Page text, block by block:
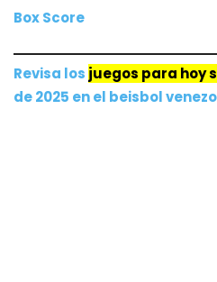
Box Score
Revisa los juegos para hoy
de 2025 enel beisbol